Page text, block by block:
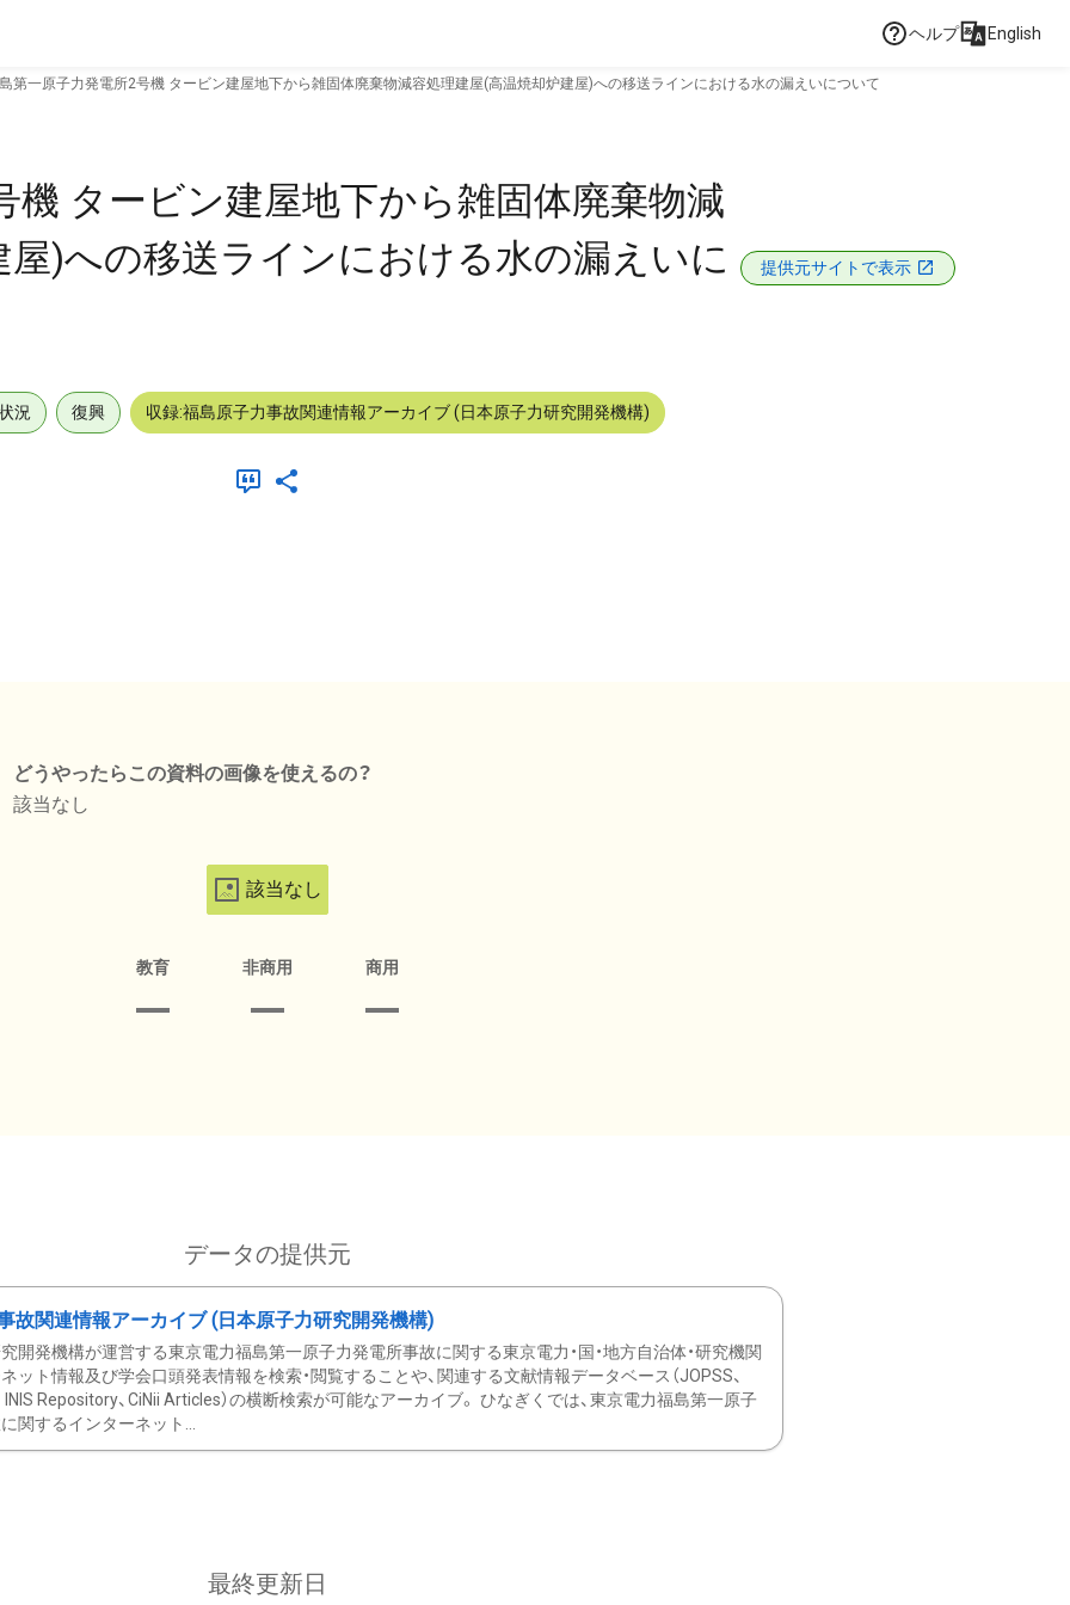
ヘルプ English
第一原子力発電所2号機 タービン建屋地下から雑固体廃棄物減容処理建屋(高温焼却炉建屋)への移送ラインにおける水の漏えいについて
機 タービン建屋地下から雑固体廃棄物減
)への移送ラインにおける水の漏えいに
提供元サイトで表示
況 復興 収録:福島原子力事故関連情報アーカイブ (日本原子力研究開発機構)
どうやったらこの資料の画像を使えるの？
該当なし
該当なし
教育 非商用 商用
データの提供元
故関連情報アーカイブ (日本原子力研究開発機構)
開発機構が運営する東京電力福島第一原子力発電所事故に関する東京電力・国・地方自治体・研究機関
ット情報及び学会口頭発表情報を検索・閲覧することや、関連する文献情報データベース（JOPSS、
INIS Repository、CiNii Articles）の横断検索が可能なアーカイブ。 ひなぎくでは、東京電力福島第一原子
関するインターネット...
最終更新日